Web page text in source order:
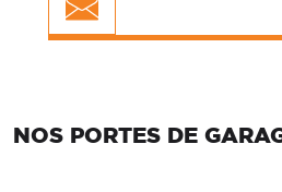
NOS PORTES DE